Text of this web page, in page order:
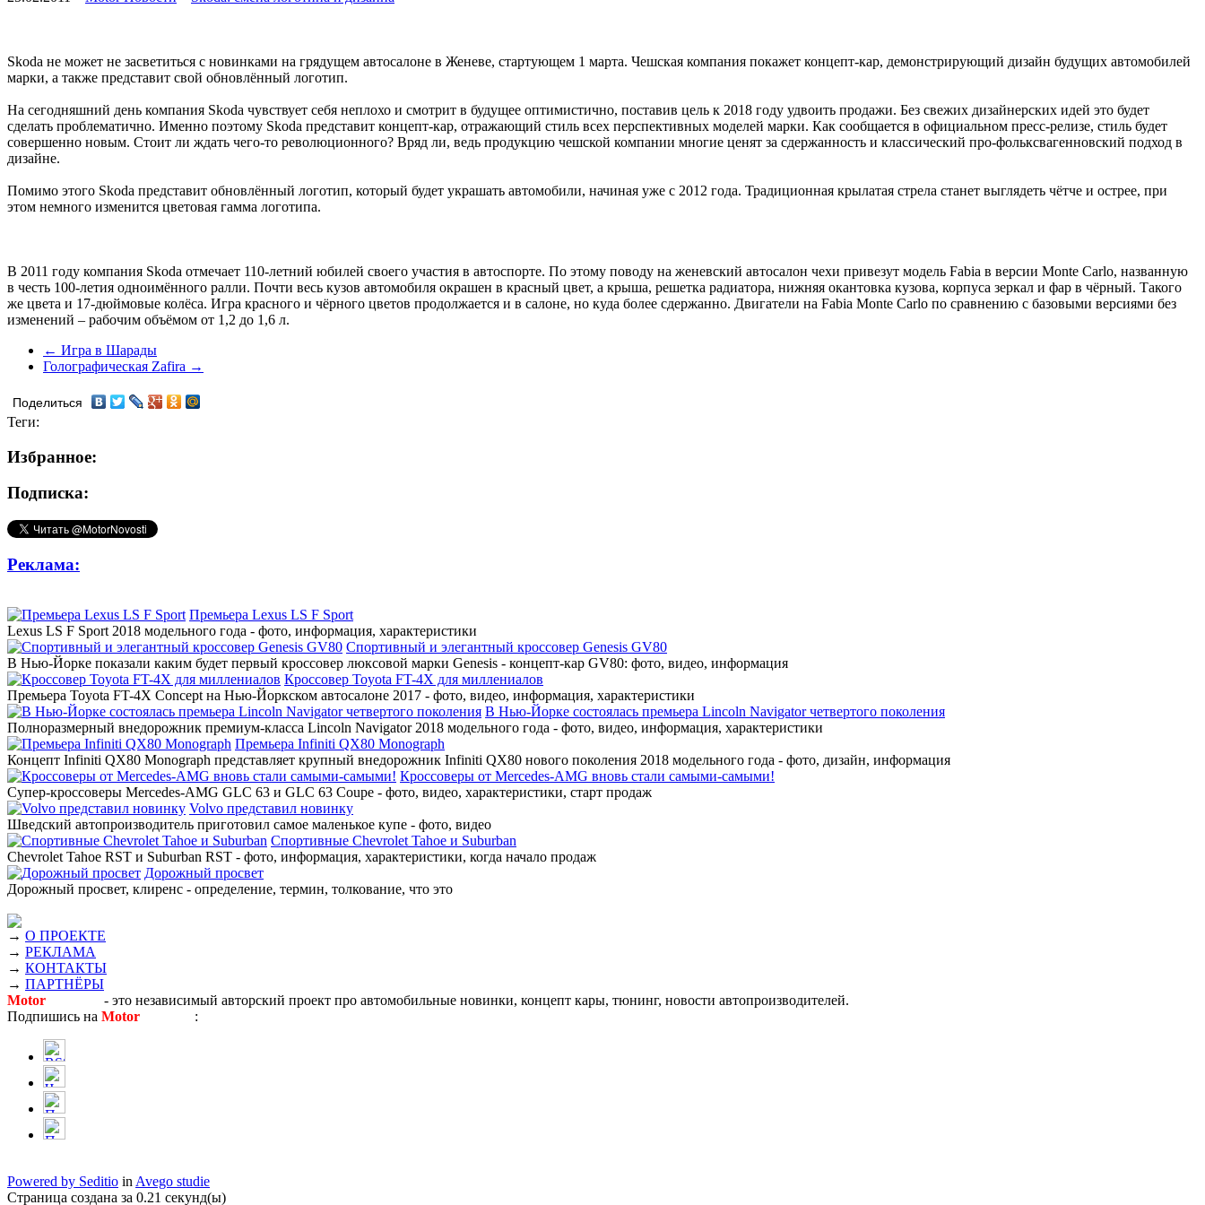
Skoda не может не засветиться с новинками на грядущем автосалоне в Женеве, стартующем 1 марта. Чешская компания покажет концепт-кар, демонстрирующий дизайн будущих автомобилей
марки, а также представит свой обновлённый логотип.
На сегодняшний день компания Skoda чувствует себя неплохо и смотрит в будущее оптимистично, поставив цель к 2018 году удвоить продажи. Без свежих дизайнерских идей это будет
сделать проблематично. Именно поэтому Skoda представит концепт-кар, отражающий стиль всех перспективных моделей марки. Как сообщается в официальном пресс-релизе, стиль будет
совершенно новым. Стоит ли ждать чего-то революционного? Вряд ли, ведь продукцию чешской компании многие ценят за сдержанность и классический про-фольксвагенновский подход в
дизайне.
Помимо этого Skoda представит обновлённый логотип, который будет украшать автомобили, начиная уже с 2012 года. Традиционная крылатая стрела станет выглядеть чётче и острее, при
этом немного изменится цветовая гамма логотипа.
В 2011 году компания Skoda отмечает 110-летний юбилей своего участия в автоспорте. По этому поводу на женевский автосалон чехи привезут модель Fabia в версии Monte Carlo, названную
в честь 100-летия одноимённого ралли. Почти весь кузов автомобиля окрашен в красный цвет, а крыша, решетка радиатора, нижняя окантовка кузова, корпуса зеркал и фар в чёрный. Такого
же цвета и 17-дюймовые колёса. Игра красного и чёрного цветов продолжается и в салоне, но куда более сдержанно. Двигатели на Fabia Monte Carlo по сравнению с базовыми версиями без
изменений – рабочим объёмом от 1,2 до 1,6 л.
← Игра в Шарады
Голографическая Zafira →
Поделиться
Теги:
Избранное:
Подписка:
Реклама:
Премьера Lexus LS F Sport
Lexus LS F Sport 2018 модельного года - фото, информация, характеристики
Спортивный и элегантный кроссовер Genesis GV80
В Нью-Йорке показали каким будет первый кроссовер люксовой марки Genesis - концепт-кар GV80: фото, видео, информация
Кроссовер Toyota FT-4X для миллениалов
Премьера Toyota FT-4X Concept на Нью-Йоркском автосалоне 2017 - фото, видео, информация, характеристики
В Нью-Йорке состоялась премьера Lincoln Navigator четвертого поколения
Полноразмерный внедорожник премиум-класса Lincoln Navigator 2018 модельного года - фото, видео, информация, характеристики
Премьера Infiniti QX80 Monograph
Концепт Infiniti QX80 Monograph представляет крупный внедорожник Infiniti QX80 нового поколения 2018 модельного года - фото, дизайн, информация
Кроссоверы от Mercedes-AMG вновь стали самыми-самыми!
Супер-кроссоверы Mercedes-AMG GLC 63 и GLC 63 Coupe - фото, видео, характеристики, старт продаж
Volvo представил новинку
Шведский автопроизводитель приготовил самое маленькое купе - фото, видео
Спортивные Chevrolet Tahoe и Suburban
Chevrolet Tahoe RST и Suburban RST - фото, информация, характеристики, когда начало продаж
Дорожный просвет
Дорожный просвет, клиренс - определение, термин, толкование, что это
→ О ПРОЕКТЕ
→ РЕКЛАМА
→ КОНТАКТЫ
→ ПАРТНЁРЫ
Motor
- это независимый авторский проект про автомобильные новинки, концепт кары, тюнинг, новости автопроизводителей.
Подпишись на Motor :
Powered by Seditio inAvego studie
Страница создана за 0.21 секунд(ы)